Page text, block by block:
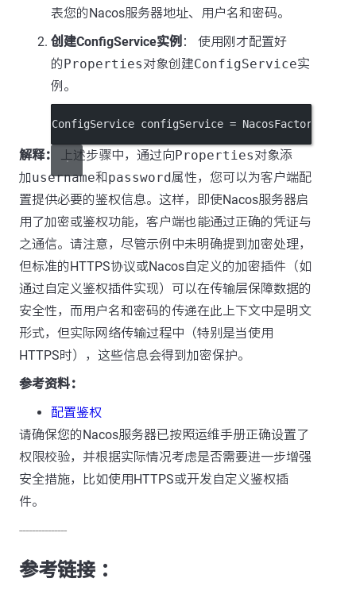
表您的Nacos服务器地址、用户名和密码。
创建ConfigService实例 ： 使用刚才配置好
的Properties对象创建ConfigService实
例。
ConfigService configService = NacosFactory.
解释： 上述步骤中，通过向Properties对象添
加username和password属性，您可以为客户端配
置提供必要的鉴权信息。这样，即使Nacos服务器启
用了加密或鉴权功能，客户端也能通过正确的凭证与
之通信。请注意，尽管示例中未明确提到加密处理，
但标准的HTTPS协议或Nacos自定义的加密插件（如
通过自定义鉴权插件实现）可以在传输层保障数据的
安全性，而用户名和密码的传递在此上下文中是明文
形式，但实际网络传输过程中（特别是当使用
HTTPS时），这些信息会得到加密保护。
参考资料：
配置鉴权
请确保您的Nacos服务器已按照运维手册正确设置了
权限校验，并根据实际情况考虑是否需要进一步增强
安全措施，比如使用HTTPS或开发自定义鉴权插
件。
---------------
参考链接 ：